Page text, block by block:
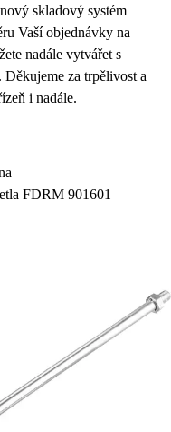
skladový systém
Vaší objednávky na
nadále vytvářet s
Děkujeme za trpělivost a
i nadále.
FDRM 901601